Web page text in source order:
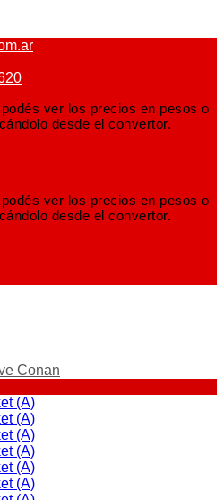
ver los precios en pesos o
desde el convertor.
ver los precios en pesos o
desde el convertor.
Conan